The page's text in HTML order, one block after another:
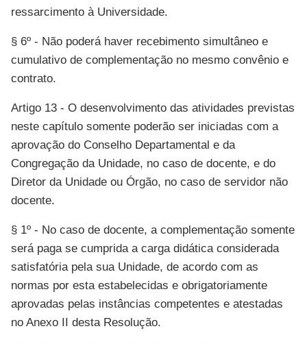
ressarcimento à Universidade.
§ 6º - Não poderá haver recebimento simultâneo e
cumulativo de complementação no mesmo convênio e
contrato.
Artigo 13 - O desenvolvimento das atividades previstas
neste capítulo somente poderão ser iniciadas com a
aprovação do Conselho Departamental e da
Congregação da Unidade, no caso de docente, e do
Diretor da Unidade ou Órgão, no caso de servidor não
docente.
§ 1º - No caso de docente, a complementação somente
será paga se cumprida a carga didática considerada
satisfatória pela sua Unidade, de acordo com as
normas por esta estabelecidas e obrigatoriamente
aprovadas pelas instâncias competentes e atestadas
no Anexo II desta Resolução.